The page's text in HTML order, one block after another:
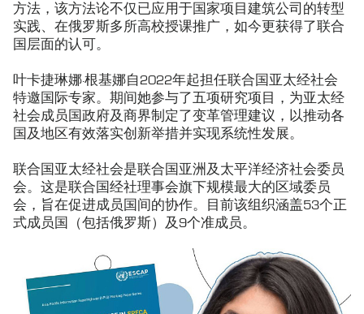
方法，该方法论不仅已应用于国家项目建筑公司的转型
实践、在俄罗斯多所高校授课推广，如今更获得了联合
国层面的认可。
叶卡捷琳娜·根基娜自2022年起担任联合国亚太经社会
特邀国际专家。期间她参与了五项研究项目，为亚太经
社会成员国政府及商界制定了变革管理建议，以推动各
国及地区有效落实创新举措并实现系统性发展。
联合国亚太经社会是联合国亚洲及太平洋经济社会委员
会。这是联合国经社理事会旗下规模最大的区域委员
会，旨在促进成员国间的协作。目前该组织涵盖53个正
式成员国（包括俄罗斯）及9个准成员。